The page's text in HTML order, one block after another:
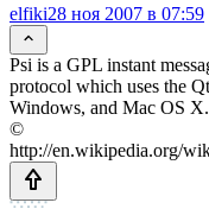
elfiki28 ноя 2007 в 07:59
Psi is a GPL instant
protocol which uses the
Windows, and Mac OS X.
©
http://en.wikipedia.org/